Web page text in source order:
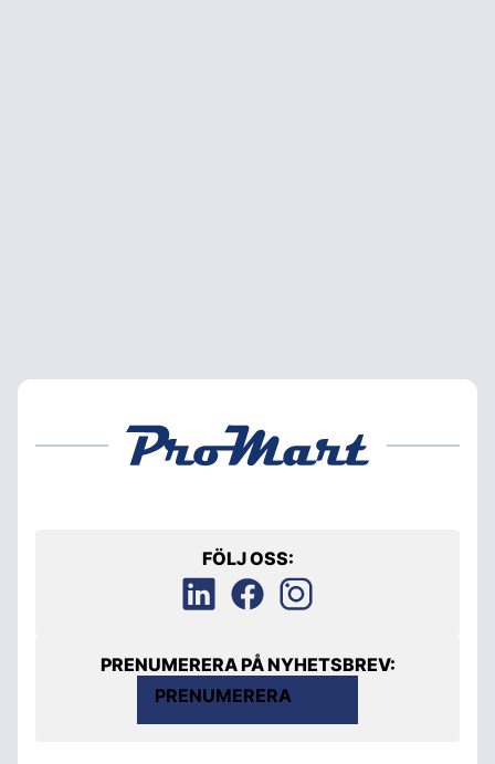
FÖLJ OSS:
PRENUMERERA PÅ NYHETSBREV:
PRENUMERERA